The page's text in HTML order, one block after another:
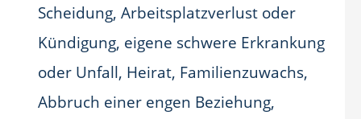
Scheidung, Arbeitsplatzverlust oder
Kündigung, eigene schwere Erkrankung
oder Unfall, Heirat, Familienzuwachs,
Abbruch einer engen Beziehung,